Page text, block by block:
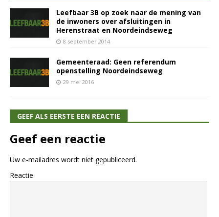
Leefbaar 3B op zoek naar de mening van
de inwoners over afsluitingen in
Herenstraat en Noordeindseweg
8 september 2014
Gemeenteraad: Geen referendum
openstelling Noordeindseweg
29 mei 2016
GEEF ALS EERSTE EEN REACTIE
Geef een reactie
Uw e-mailadres wordt niet gepubliceerd.
Reactie